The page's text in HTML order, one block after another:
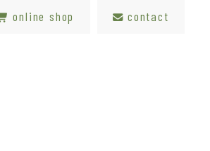
online shop contact